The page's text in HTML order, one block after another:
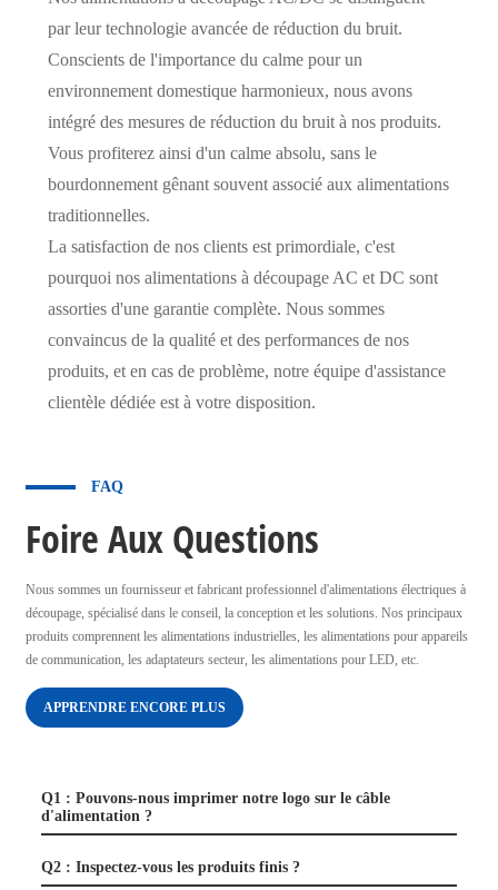
par leur technologie avancée de réduction du bruit.
Conscients de l'importance du calme pour un
environnement domestique harmonieux, nous avons
intégré des mesures de réduction du bruit à nos produits.
Vous profiterez ainsi d'un calme absolu, sans le
bourdonnement gênant souvent associé aux alimentations
traditionnelles.
La satisfaction de nos clients est primordiale, c'est
pourquoi nos alimentations à découpage AC et DC sont
assorties d'une garantie complète. Nous sommes
convaincus de la qualité et des performances de nos
produits, et en cas de problème, notre équipe d'assistance
clientèle dédiée est à votre disposition.
FAQ
Foire Aux Questions
Nous sommes un fournisseur et fabricant professionnel d'alimentations électriques à
découpage, spécialisé dans le conseil, la conception et les solutions. Nos principaux
produits comprennent les alimentations industrielles, les alimentations pour appareils
de communication, les adaptateurs secteur, les alimentations pour LED, etc.
APPRENDRE ENCORE PLUS
Q1 : Pouvons-nous imprimer notre logo sur le câble
d'alimentation ?
Q2 : Inspectez-vous les produits finis ?